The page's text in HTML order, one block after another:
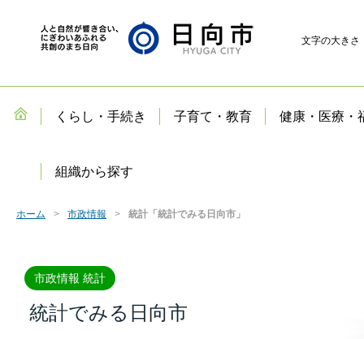
文字の大きさ
くらし・手続き 子育て・教育 健康・医療・
組織から探す
ホーム 市政情報 統計「統計でみる日向市」
市政情報 統計
統計でみる日向市